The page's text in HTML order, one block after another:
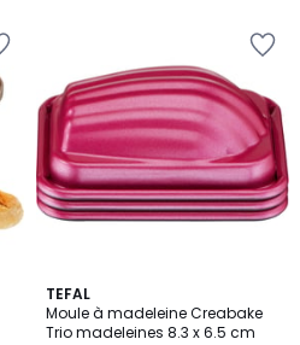
TEFAL
Moule à madeleine Creabake
Trio madeleines 8.3 x 6.5 cm
4,9
/ 5